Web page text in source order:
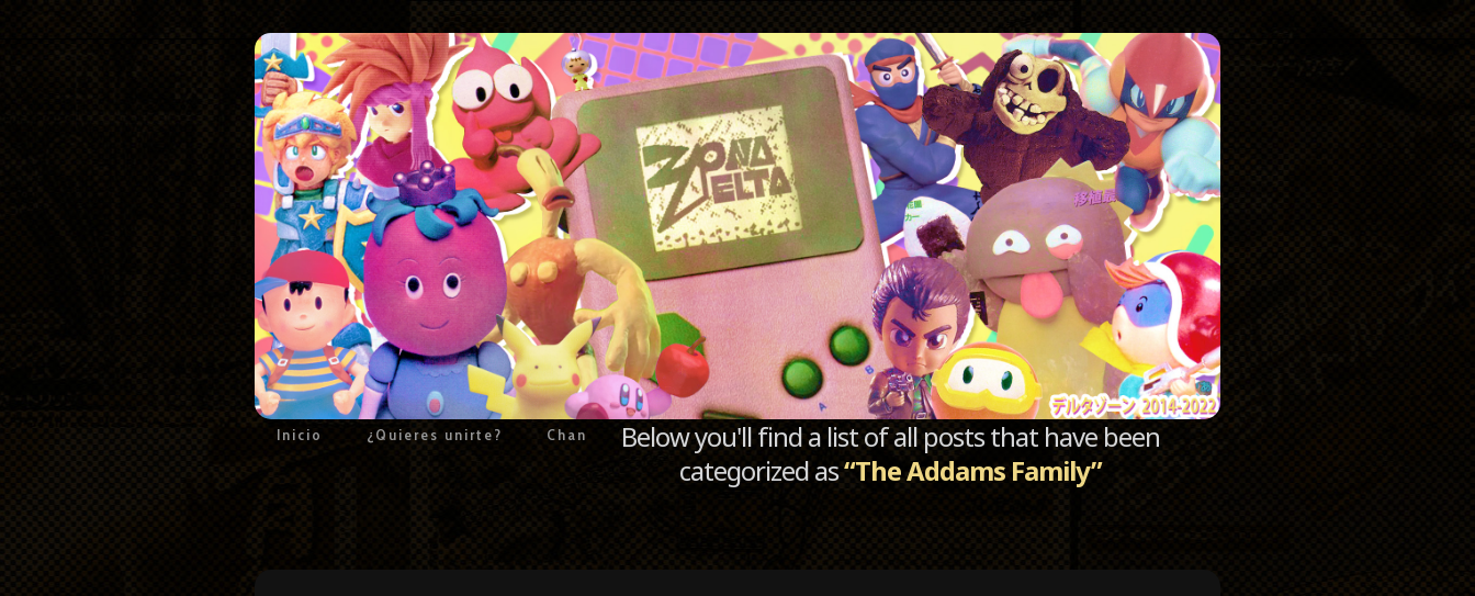
Inicio ¿Quieres unirte? Chan
Below you'll find a list of all posts that have been
categorized as“The Addams Family”